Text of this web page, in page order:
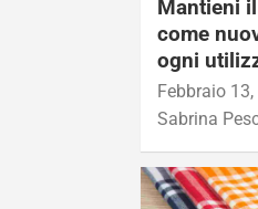
Mantieni
come
ogni
Febbraio
Sabrina